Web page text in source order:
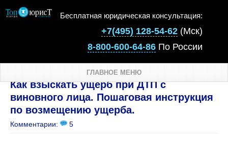
Бесплатная юридическая консультация:
+7(495) 128-54-62 (Мск)
8-800-600-64-86 По России
ГЛАВНОЕ МЕНЮ
Как взыскать ущерб при ДТП с
виновного лица. Пошаговая инструкция
по возмещению ущерба.
Комментарии: 5